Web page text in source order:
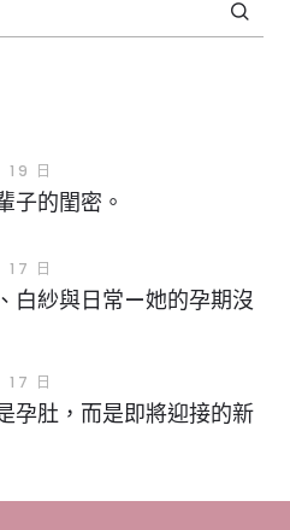
日
子的閨密。
17 日
白紗與日常—她的孕期沒
17 日
孕肚，而是即將迎接的新